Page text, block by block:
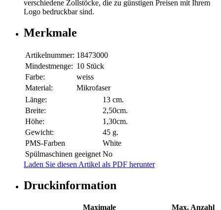
verschiedene Zollstöcke, die zu günstigen Preisen mit Ihrem
Logo bedruckbar sind.
Merkmale
Artikelnummer: 18473000
Mindestmenge: 10 Stück
Farbe:
weiss
Material:
Mikrofaser
Länge:
13 cm.
Breite:
2,50cm.
Höhe:
1,30cm.
Gewicht:
45 g.
PMS-Farben
White
Spülmaschinen geeignet No
Laden Sie diesen Artikel als PDF herunter
Druckinformation
Maximale
Max. Anzahl